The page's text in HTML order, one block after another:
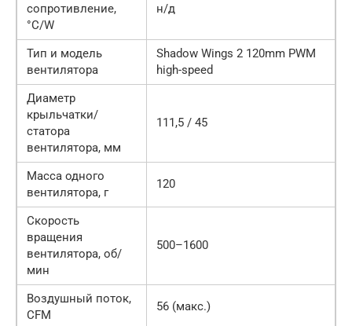
сопротивление,
°С/W
н/д
Тип и модель
вентилятора
Shadow Wings 2 120mm PWM
high-speed
Диаметр
крыльчатки/
статора
вентилятора, мм
111,5 / 45
Масса одного
вентилятора, г
120
Скорость
вращения
вентилятора, об/
мин
500–1600
Воздушный поток,
CFM
56 (макс.)